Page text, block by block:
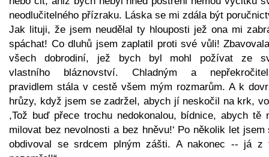
neodlučitelného přízraku. Láska se mi zdála být
Jak lituji, že jsem neudělal ty hlouposti jež ona mi
spáchat! Co dluhů jsem zaplatil proti své vůli!
všech dobrodiní, jež bych byl mohl požívat ze
vlastního bláznovství. Chladným a
pravidlem stála v cestě všem mým rozmarům. A k
hrůzy, když jsem se zadržel, abych jí neskočil na krk,
,Tož buď přece trochu nedokonalou, bídnice, abych tě
milovat bez nevolnosti a bez hněvu!‘ Po několik let jsem
obdivoval se srdcem plným zášti. A nakonec -- já z